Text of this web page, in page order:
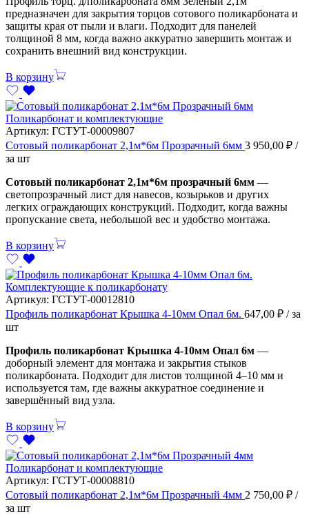
предназначен для закрытия торцов сотового поликарбоната и
защиты края от пыли и влаги. Подходит для панелей
толщиной 8 мм, когда важно аккуратно завершить монтаж и
сохранить внешний вид конструкции.
В корзину
Поликарбонат и комплектующие
Артикул: ГСТУТ-00009807
Сотовый поликарбонат 2,1м*6м Прозрачный 6мм 3 950,00 ₽ /
за шт
Сотовый поликарбонат 2,1м*6м прозрачный 6мм —
светопрозрачный лист для навесов, козырьков и других
легких ограждающих конструкций. Подходит, когда важны
пропускание света, небольшой вес и удобство монтажа.
В корзину
Комплектующие к поликарбонату
Артикул: ГСТУТ-00012810
Профиль поликарбонат Крышка 4-10мм Опал 6м. 647,00 ₽ / за
шт
Профиль поликарбонат Крышка 4-10мм Опал 6м —
доборный элемент для монтажа и закрытия стыков
поликарбоната. Подходит для листов толщиной 4–10 мм и
используется там, где важны аккуратное соединение и
завершённый вид узла.
В корзину
Поликарбонат и комплектующие
Артикул: ГСТУТ-00008810
Сотовый поликарбонат 2,1м*6м Прозрачный 4мм 2 750,00 ₽ /
за шт